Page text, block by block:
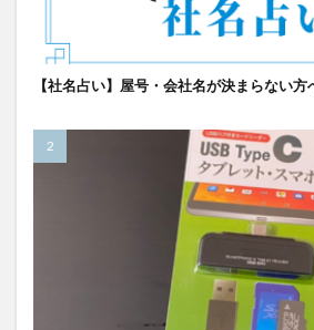
【社名占い】屋号・会社名が決まらない方